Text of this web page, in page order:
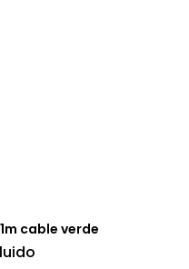
cable verde